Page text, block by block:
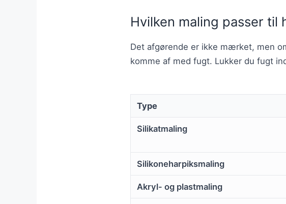
Hvilken maling passer til
Det afgørende er ikke mærket, men
komme af med fugt. Lukker du fugt
Type
Silikatmaling
Silikoneharpiksmaling
Akryl- og plastmaling